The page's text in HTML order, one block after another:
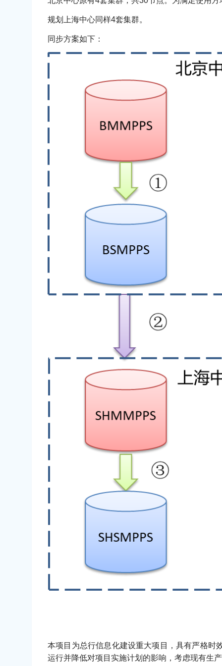
规划上海中心同样4套集群。
同步方案如下：
本项目为总行信息化建设重大项目，具有严格时
运行并降低对项目实施计划的影响，考虑现有生